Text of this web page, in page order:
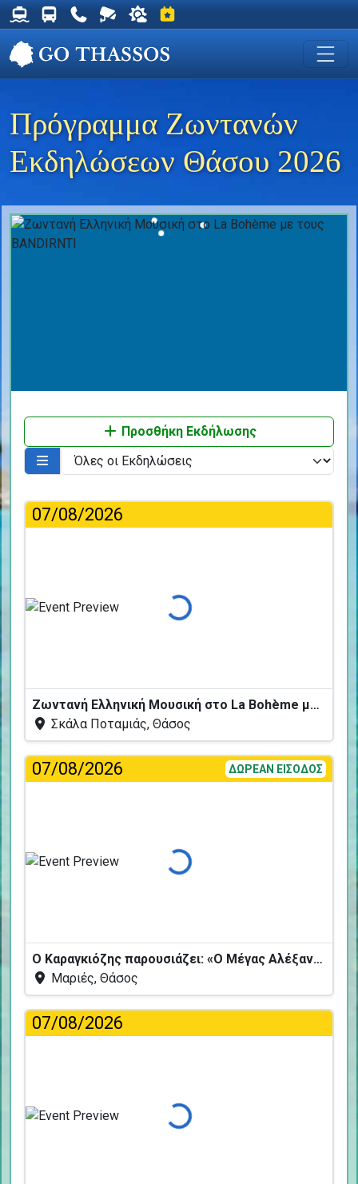
Δρομολόγια Φέρυ για Θάσο
Δρομολόγια Λεωφορείων Θάσου
Χρήσιμα Τηλέφωνα
Ζωντανή Κάμερα στη Χρυσή Ακτή
Ο καιρός στη Θάσο
Εκδηλώσεις στη Θάσο
Πρόγραμμα Ζωντανών
Εκδηλώσεων Θάσου 2026
Προσθήκη Εκδήλωσης
07/08/2026
Φόρτωση...
Ζωντανή Ελληνική Μουσική στο La Bohème με τους BANDIRNTI
Σκάλα Ποταμιάς, Θάσος
07/08/2026 ΔΩΡΕΑΝ ΕΙΣΟΔΟΣ
Φόρτωση...
Ο Καραγκιόζης παρουσιάζει: «Ο Μέγας Αλέξανδρος και το Καταραμένο Φίδι»
Μαριές, Θάσος
07/08/2026
Φόρτωση...